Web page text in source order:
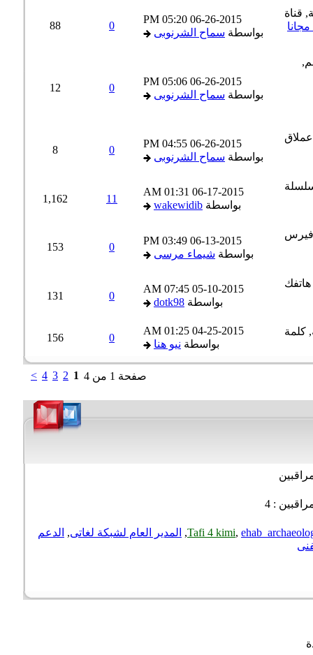
06-26-2015
05:20 PM
بواسطةسماح الشرنوبى
88
06-26-2015
05:06 PM
بواسطةسماح الشرنوبى
12
06-26-2015
04:55 PM
بواسطةسماح الشرنوبى
06-17-2015
01:31 AM
بواسطةwakewidib
11
1,162
06-13-2015
03:49 PM
بواسطةشيماء مرسى
153
05-10-2015
07:45 AM
بواسطةdotk98
131
04-25-2015
01:25 AM
بواسطةنيو هنا
156
صفحة 1 من 4 1
4
>
: 4
Tafi 4 kimi ,
,المدير العام لشبكة لغاتى ,الدعم